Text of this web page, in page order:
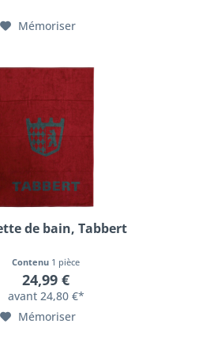
Mémoriser
de bain, Tabbert
Contenu 1 pièce
24,99 €
avant 24,80 €*
Mémoriser